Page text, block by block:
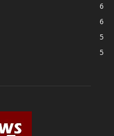
6
6
5
5